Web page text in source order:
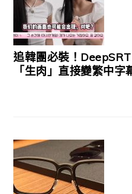
追韓團必裝！
「生肉」直接變繁中字